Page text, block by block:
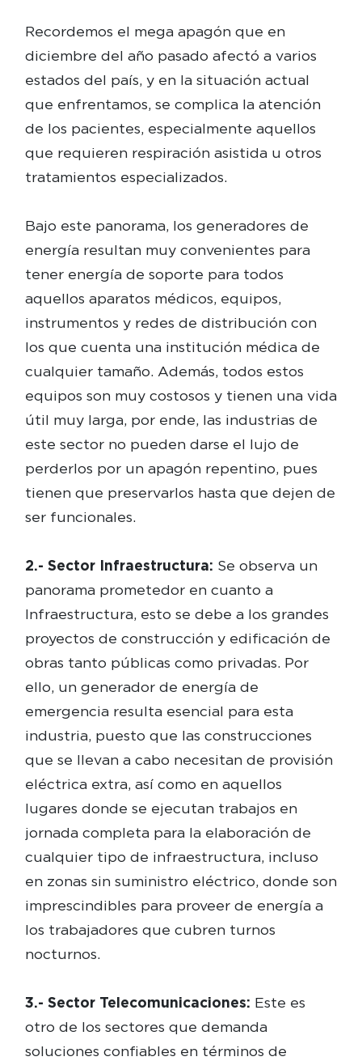
Recordemos el mega apagón que en
diciembre del año pasado afectó a varios
estados del país, y en la situación actual
que enfrentamos, se complica la atención
de los pacientes, especialmente aquellos
que requieren respiración asistida u otros
tratamientos especializados.
Bajo este panorama, los generadores de
energía resultan muy convenientes para
tener energía de soporte para todos
aquellos aparatos médicos, equipos,
instrumentos y redes de distribución con
los que cuenta una institución médica de
cualquier tamaño. Además, todos estos
equipos son muy costosos y tienen una vida
útil muy larga, por ende, las industrias de
este sector no pueden darse el lujo de
perderlos por un apagón repentino, pues
tienen que preservarlos hasta que dejen de
ser funcionales.
2.- Sector Infraestructura: Se observa un
panorama prometedor en cuanto a
Infraestructura, esto se debe a los grandes
proyectos de construcción y edificación de
obras tanto públicas como privadas. Por
ello, un generador de energía de
emergencia resulta esencial para esta
industria, puesto que las construcciones
que se llevan a cabo necesitan de provisión
eléctrica extra, así como en aquellos
lugares donde se ejecutan trabajos en
jornada completa para la elaboración de
cualquier tipo de infraestructura, incluso
en zonas sin suministro eléctrico, donde son
imprescindibles para proveer de energía a
los trabajadores que cubren turnos
nocturnos.
3.- Sector Telecomunicaciones: Este es
otro de los sectores que demanda
soluciones confiables en términos de